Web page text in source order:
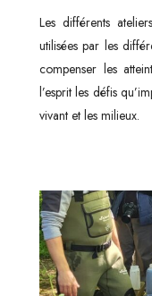
Les différents
utilisées par les
compenser les
l’esprit les défis
vivant et les milieux.